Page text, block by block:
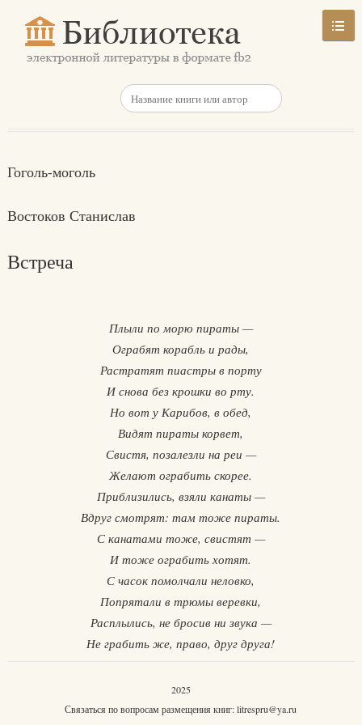
Гоголь-моголь
Востоков Станислав
Встреча
Плыли по морю пираты —
Ограбят корабль и рады,
Растратят пиастры в порту
И снова без крошки во рту.
Но вот у Карибов, в обед,
Видят пираты корвет,
Свистя, позалезли на реи —
Желают ограбить скорее.
Приблизились, взяли канаты —
Вдруг смотрят: там тоже пираты.
С канатами тоже, свистят —
И тоже ограбить хотят.
С часок помолчали неловко,
Попрятали в трюмы веревки,
Расплылись, не бросив ни звука —
Не грабить же, право, друг друга!
2025
Связаться по вопросам размещения книг:litrespru@ya.ru